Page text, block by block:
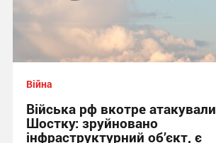
Війна
Війська рф вкотре атакували
Шостку: зруйновано
інфраструктурний об’єкт, є